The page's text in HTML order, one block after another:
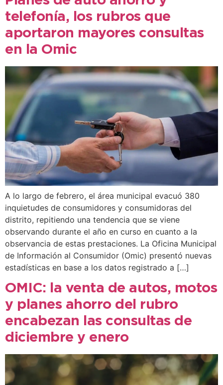
telefonía, los rubros que
aportaron mayores consultas
en la Omic
A lo largo de febrero, el área municipal evacuó 380
inquietudes de consumidores y consumidoras del
distrito, repitiendo una tendencia que se viene
observando durante el año en curso en cuanto a la
observancia de estas prestaciones. La Oficina Municipal
de Información al Consumidor (Omic) presentó nuevas
estadísticas en base a los datos registrado a […]
OMIC: la venta de autos, motos
y planes ahorro del rubro
encabezan las consultas de
diciembre y enero